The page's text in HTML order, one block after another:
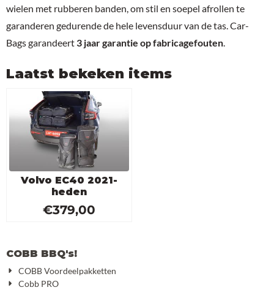
wielen met rubberen banden, om stil en soepel afrollen te
garanderen gedurende de hele levensduur van de tas. Car-
Bags garandeert 3 jaar garantie op fabricagefouten.
Laatst bekeken items
Volvo EC40 2021-
heden
€379,00
COBB BBQ's!
COBB Voordeelpakketten
Cobb PRO